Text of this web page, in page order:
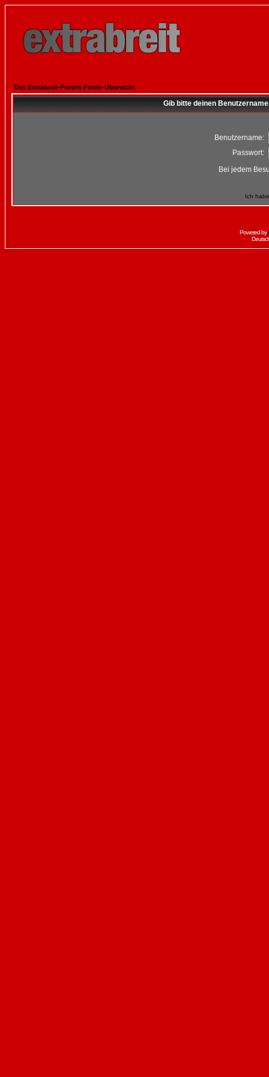
Das Extrabreit-Forum Foren-Übersicht
Gib bitte deinen
Benutzername:
Passwort:
Bei jedem
Ich
Powered by